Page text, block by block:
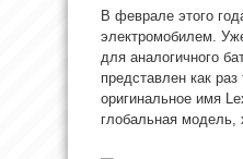
В феврале этого
электромобилем.
для аналогичного
представлен как
оригинальное имя
глобальная модель,